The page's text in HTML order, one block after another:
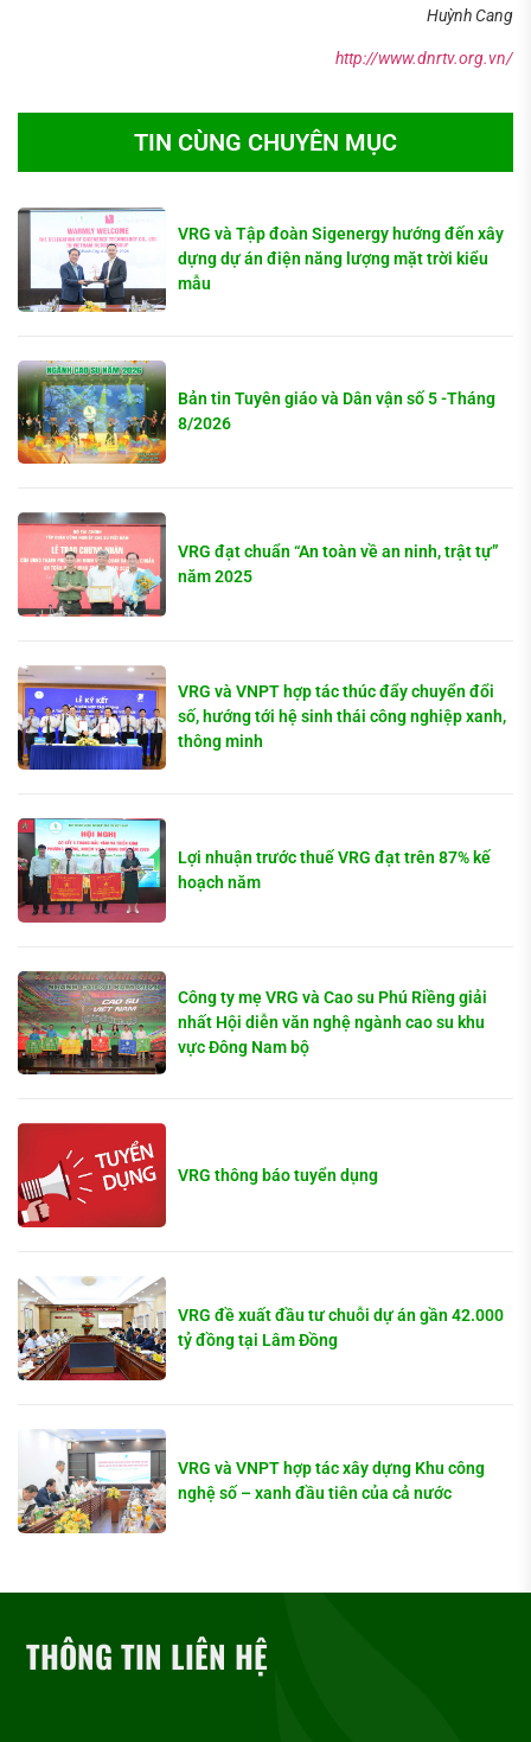
Huỳnh Cang
http://www.dnrtv.org.vn/
TIN CÙNG CHUYÊN MỤC
VRG và Tập đoàn Sigenergy hướng đến xây
dựng dự án điện năng lượng mặt trời kiểu
mẫu
Bản tin Tuyên giáo và Dân vận số 5 -Tháng
8/2026
VRG đạt chuẩn “An toàn về an ninh, trật tự”
năm 2025
VRG và VNPT hợp tác thúc đẩy chuyển đổi
số, hướng tới hệ sinh thái công nghiệp xanh,
thông minh
Lợi nhuận trước thuế VRG đạt trên 87% kế
hoạch năm
Công ty mẹ VRG và Cao su Phú Riềng giải
nhất Hội diễn văn nghệ ngành cao su khu
vực Đông Nam bộ
VRG thông báo tuyển dụng
VRG đề xuất đầu tư chuỗi dự án gần 42.000
tỷ đồng tại Lâm Đồng
VRG và VNPT hợp tác xây dựng Khu công
nghệ số – xanh đầu tiên của cả nước
THÔNG TIN LIÊN HỆ